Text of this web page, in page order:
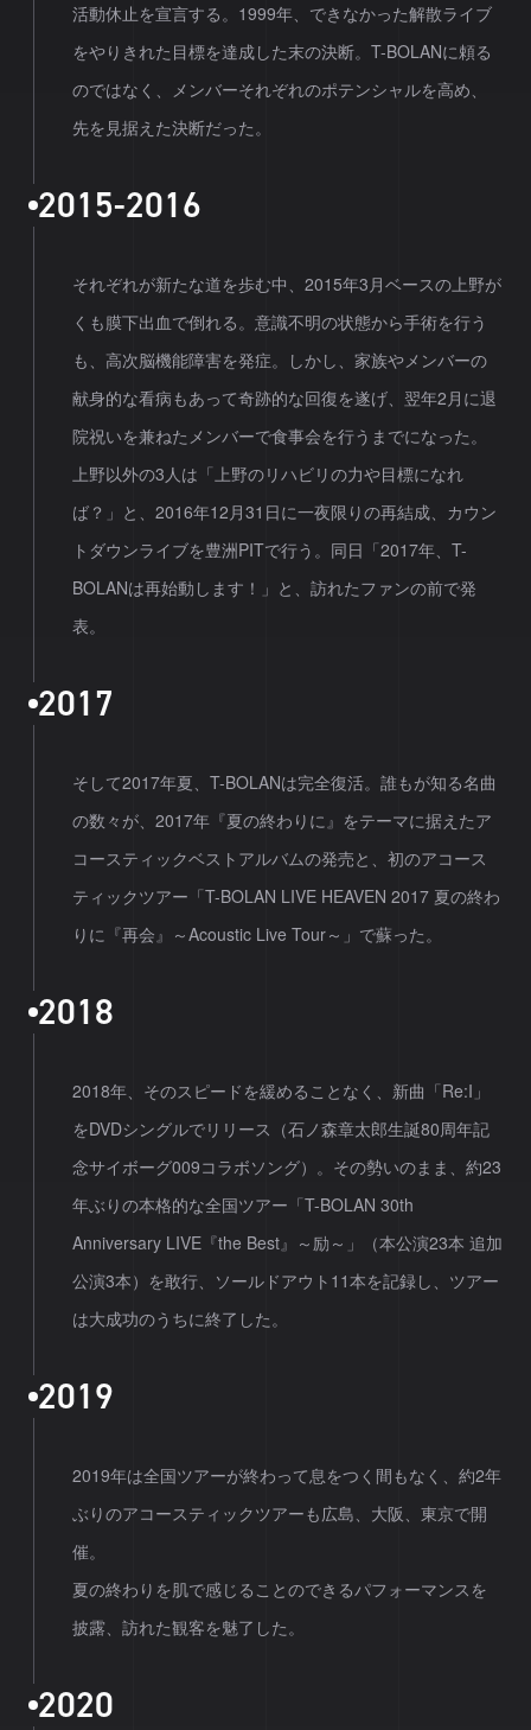
活動休止を宣言する。1999年、できなかった解散ライブ
をやりきれた目標を達成した末の決断。T-BOLANに頼る
のではなく、メンバーそれぞれのポテンシャルを高め、
先を見据えた決断だった。
2015-2016
それぞれが新たな道を歩む中、2015年3月ベースの上野が
くも膜下出血で倒れる。意識不明の状態から手術を行う
も、高次脳機能障害を発症。しかし、家族やメンバーの
献身的な看病もあって奇跡的な回復を遂げ、翌年2月に退
院祝いを兼ねたメンバーで食事会を行うまでになった。
上野以外の3人は「上野のリハビリの力や目標になれ
ば？」と、2016年12月31日に一夜限りの再結成、カウン
トダウンライブを豊洲PITで行う。同日「2017年、T-
BOLANは再始動します！」と、訪れたファンの前で発
表。
2017
そして2017年夏、T-BOLANは完全復活。誰もが知る名曲
の数々が、2017年『夏の終わりに』をテーマに据えたア
コースティックベストアルバムの発売と、初のアコース
ティックツアー「T-BOLAN LIVE HEAVEN 2017 夏の終わ
りに『再会』～Acoustic Live Tour～」で蘇った。
2018
2018年、そのスピードを緩めることなく、新曲「Re:I」
をDVDシングルでリリース（石ノ森章太郎生誕80周年記
念サイボーグ009コラボソング）。その勢いのまま、約23
年ぶりの本格的な全国ツアー「T-BOLAN 30th
Anniversary LIVE『the Best』～励～」（本公演23本 追加
公演3本）を敢行、ソールドアウト11本を記録し、ツアー
は大成功のうちに終了した。
2019
2019年は全国ツアーが終わって息をつく間もなく、約2年
ぶりのアコースティックツアーも広島、大阪、東京で開
催。
夏の終わりを肌で感じることのできるパフォーマンスを
披露、訪れた観客を魅了した。
2020